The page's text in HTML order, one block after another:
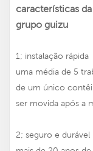
características
grupo guizu
1; instalação rápida
uma média de 5
de um único
ser movida após a
2; seguro e durável